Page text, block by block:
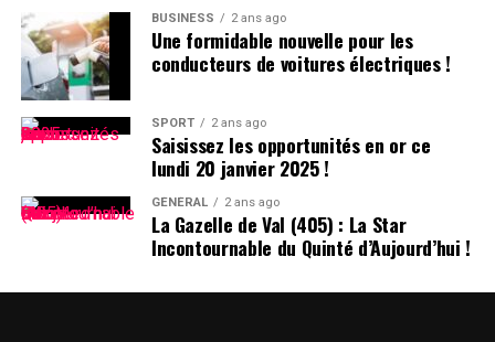
>
En collaboration avec nos
partenaires techniques,
nous travaillons activement
à rétablir notre service.
Nous remercions le
président Trump pour avoir
BUSINESS 2 ans ago
Une formidable nouvelle pour les
conducteurs de voitures électriques !
SPORT 2 ans ago
Saisissez les opportunités en or ce
lundi 20 janvier 2025 !
GÉNÉRAL 2 ans ago
La Gazelle de Val (405) : La Star
Incontournable du Quinté d’Aujourd’hui !